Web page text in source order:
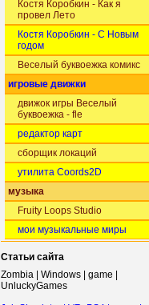
Костя Коробкин - Как я
провел Лето
Костя Коробкин - С Новым
годом
Веселый буквоежка комикс
игровые движки
движок игры Веселый
буквоежка - fle
редактор карт
сборщик локаций
утилита Coords2D
музыка
Fruity Loops Studio
мои музыкальные миры
Статьи сайта
Zombia | Windows | game |
UnluckyGames